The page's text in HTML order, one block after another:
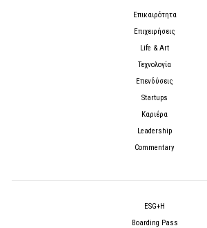
Επικαιρότητα
Επιχειρήσεις
Life & Art
Τεχνολογία
Επενδύσεις
Startups
Καριέρα
Leadership
Commentary
ESG+H
Boarding Pass